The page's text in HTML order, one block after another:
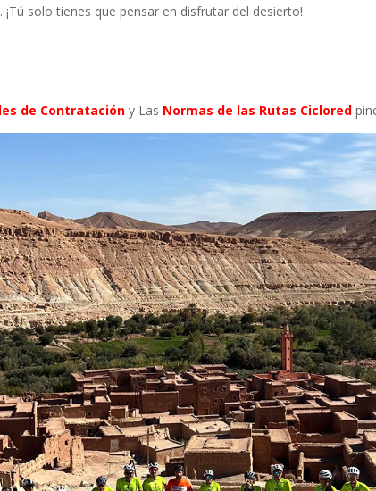
. ¡Tú solo tienes que pensar en disfrutar del desierto!
de Contratación y Las Normas de las Rutas Ciclored